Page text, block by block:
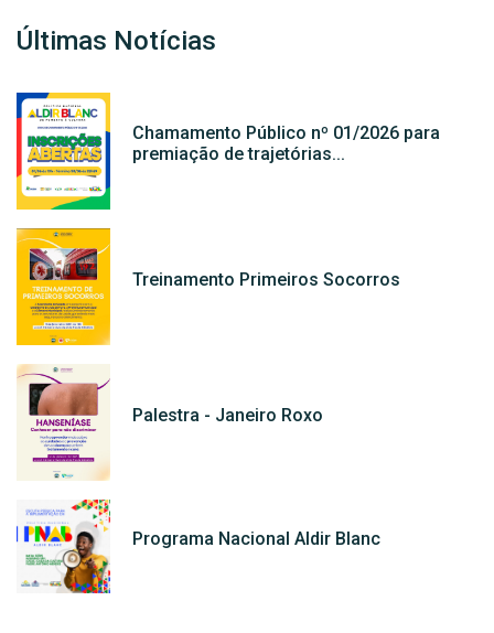
Últimas Notícias
Chamamento Público nº 01/2026 para
premiação de trajetórias...
Treinamento Primeiros Socorros
Palestra - Janeiro Roxo
Programa Nacional Aldir Blanc